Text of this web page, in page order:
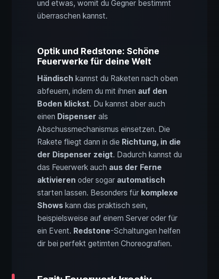
und etwas, womit du Gegner bestimmt
überraschen kannst.
Optik und Redstone: Schöne
Feuerwerke für deine Welt
Händisch kannst du Raketen nach oben
abfeuern, indem du mit ihnen auf den
Boden klickst. Du kannst aber auch
einen Dispenser als
Abschussmechanismus einsetzen. Die
Rakete fliegt dann in die Richtung, in die
der Dispenser zeigt. Dadurch kannst du
das Feuerwerk auch aus der Ferne
aktivieren oder sogar automatisch
starten lassen. Besonders für komplexe
Shows kann das praktisch sein,
beispielsweise auf einem Server oder für
ein Event. Redstone-Schaltungen helfen
dir bei perfekt getimten Choreografien.